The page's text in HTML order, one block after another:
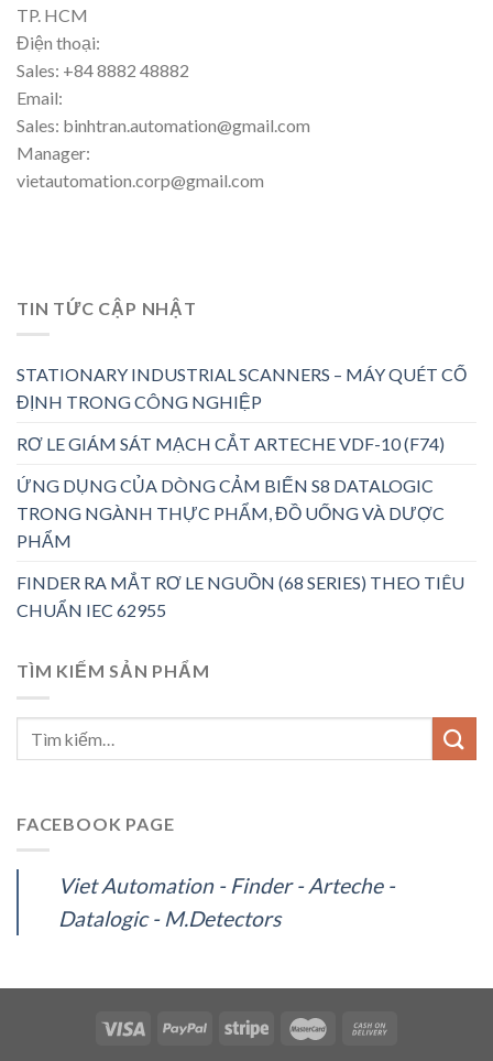
TP. HCM
Điện thoại:
Sales: +84 8882 48882
Email:
Sales: binhtran.automation@gmail.com
Manager:
vietautomation.corp@gmail.com
TIN TỨC CẬP NHẬT
STATIONARY INDUSTRIAL SCANNERS – MÁY QUÉT CỐ
ĐỊNH TRONG CÔNG NGHIỆP
RƠ LE GIÁM SÁT MẠCH CẮT ARTECHE VDF-10 (F74)
ỨNG DỤNG CỦA DÒNG CẢM BIẾN S8 DATALOGIC
TRONG NGÀNH THỰC PHẨM, ĐỒ UỐNG VÀ DƯỢC
PHẨM
FINDER RA MẮT RƠ LE NGUỒN (68 SERIES) THEO TIÊU
CHUẨN IEC 62955
TÌM KIẾM SẢN PHẨM
FACEBOOK PAGE
Viet Automation - Finder - Arteche -
Datalogic - M.Detectors